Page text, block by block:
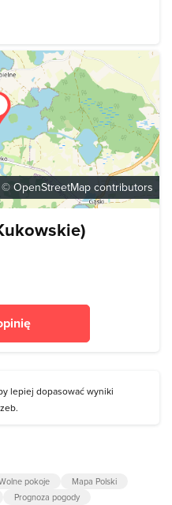
©OpenStreetMap contributors
lepiej dopasować wyniki
pokoje
Mapa Polski
Prognoza pogody